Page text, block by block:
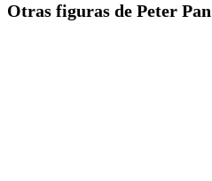
Otras figuras de Peter Pan